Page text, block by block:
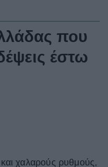
που
έστω
χαλαρούς ρυθμούς,